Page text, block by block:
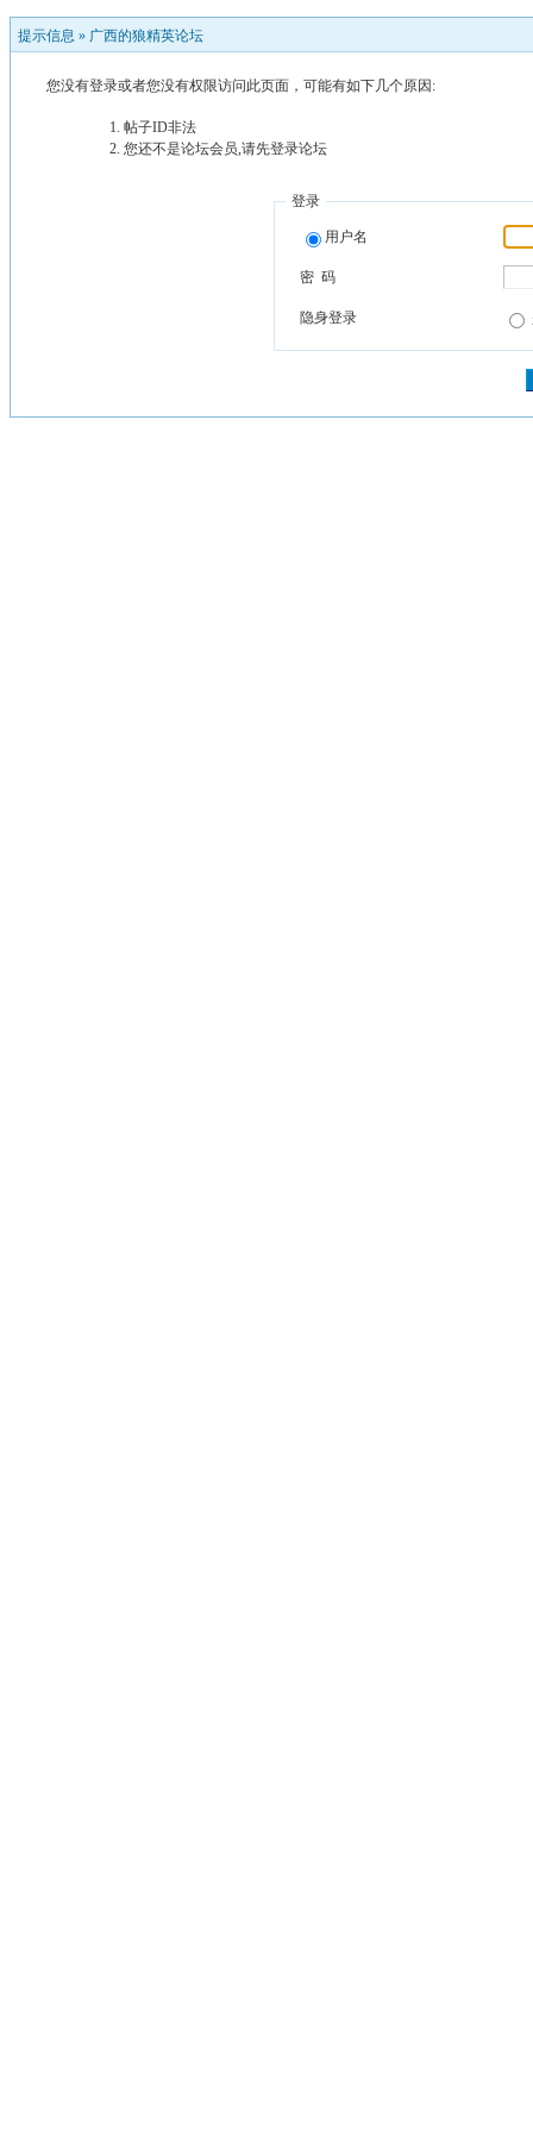
提示信息 » 广西的狼精英论坛
您没有登录或者您没有权限访问此页面，可能有如下几个原因:
帖子ID非法
您还不是论坛会员,请先登录论坛
登录
用户名
密 码
隐身登录